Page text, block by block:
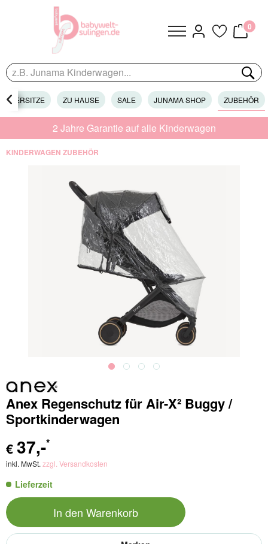
0
ZU HAUSE SALE JUNAMA SHOP ZUBEHÖR

2 Jahre Garantie auf alle Kinderwagen
KINDERWAGEN ZUBEHÖR
Anex Regenschutz für Air-X² Buggy /
Sportkinderwagen
€ 37,-*
inkl. MwSt. zzgl. Versandkosten
Lieferzeit
In den Warenkorb